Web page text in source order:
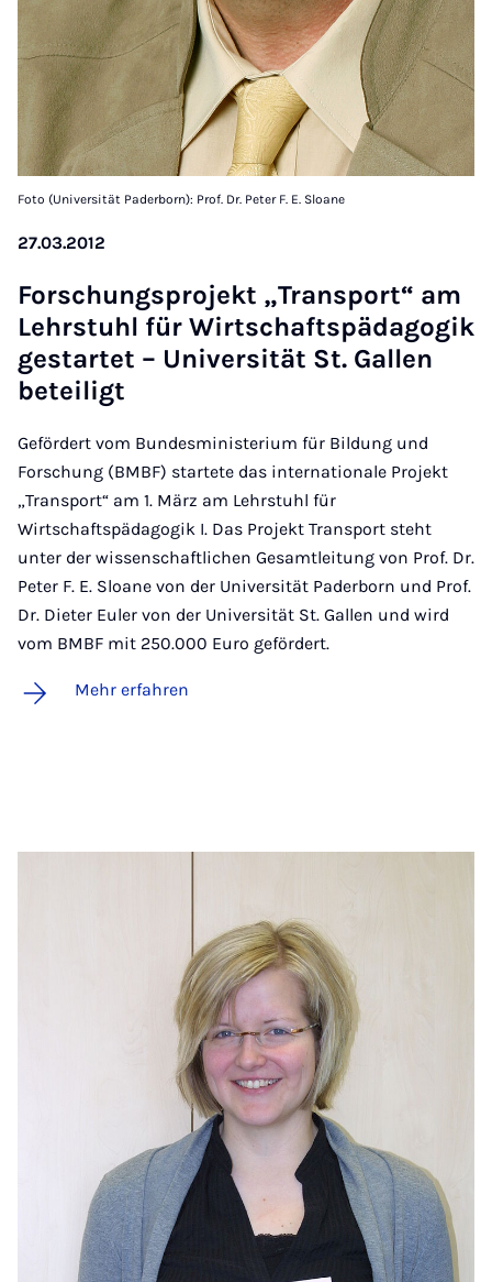
Foto (Universität Paderborn): Prof. Dr. Peter F. E. Sloane
27.03.2012
For­schungs­pro­jekt „Trans­port“ am
Lehr­stuhl für Wirt­schafts­päd­ago­gik
ge­st­ar­tet – Uni­ver­si­tät St. Gal­len
be­tei­ligt
Gefördert vom Bundesministerium für Bildung und
Forschung (BMBF) startete das internationale Projekt
„Transport“ am 1. März am Lehrstuhl für
Wirtschaftspädagogik I. Das Projekt Transport steht
unter der wissenschaftlichen Gesamtleitung von Prof. Dr.
Peter F. E. Sloane von der Universität Paderborn und Prof.
Dr. Dieter Euler von der Universität St. Gallen und wird
vom BMBF mit 250.000 Euro gefördert.
Mehr erfahren